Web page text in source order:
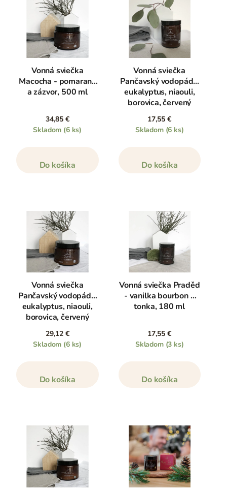
Vonná sviečka
Macocha - pomaranč
a zázvor, 500 ml
34,85 €
Skladom (6 ks)
Do košíka
Vonná sviečka
Pančavský vodopád -
eukalyptus, niaouli,
borovica, červený
17,55 €
Skladom (6 ks)
Do košíka
Vonná sviečka
Pančavský vodopád -
eukalyptus, niaouli,
borovica, červený
29,12 €
Skladom (6 ks)
Do košíka
Vonná sviečka Praděd
- vanilka bourbon a
tonka, 180 ml
17,55 €
Skladom (3 ks)
Do košíka